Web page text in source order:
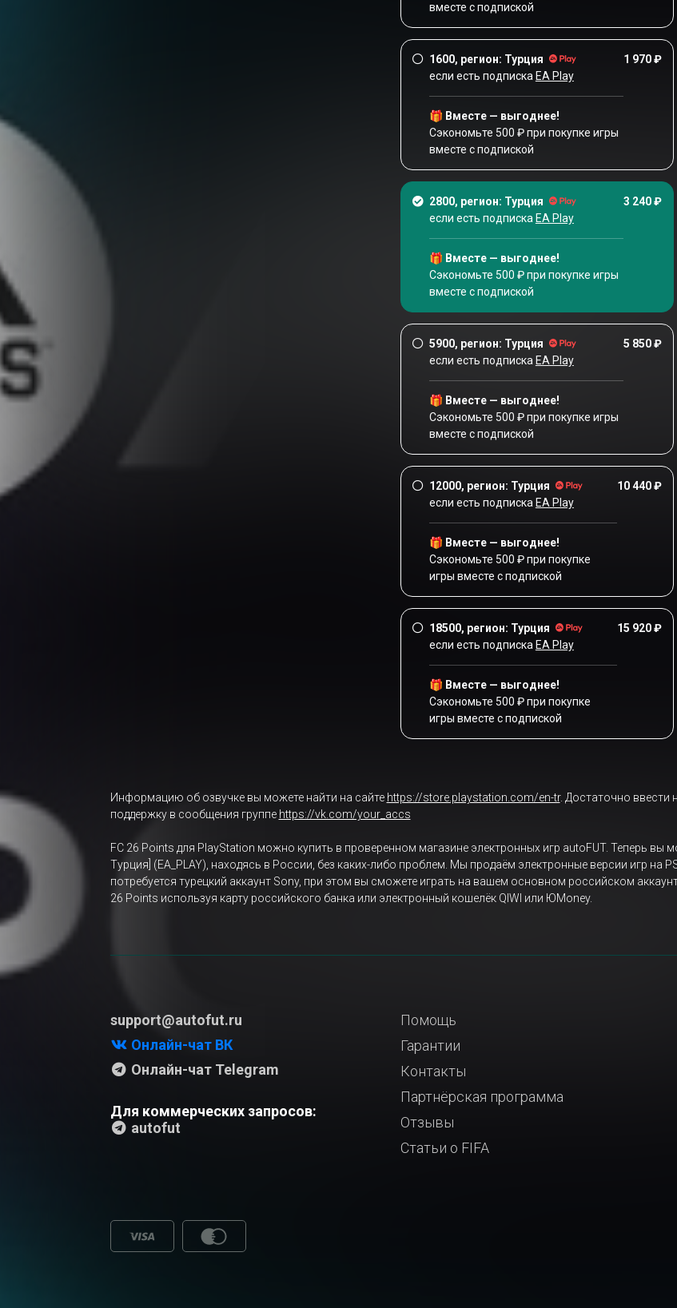
вместе с подпиской
1600, регион: Турция
если есть подписка EA Play
🎁 Вместе — выгоднее!
Сэкономьте 500 ₽ при покупке игры
вместе с подпиской
1 970 ₽
2800, регион: Турция
если есть подписка EA Play
🎁 Вместе — выгоднее!
Сэкономьте 500 ₽ при покупке игры
вместе с подпиской
3 240 ₽
5900, регион: Турция
если есть подписка EA Play
🎁 Вместе — выгоднее!
Сэкономьте 500 ₽ при покупке игры
вместе с подпиской
5 850 ₽
12000, регион: Турция
если есть подписка EA Play
🎁 Вместе — выгоднее!
Сэкономьте 500 ₽ при покупке
игры вместе с подпиской
10 440 ₽
18500, регион: Турция
если есть подписка EA Play
🎁 Вместе — выгоднее!
Сэкономьте 500 ₽ при покупке
игры вместе с подпиской
15 920 ₽
Информацию об озвучке вы можете найти на сайте https://store.playstation.com/en-tr. Достаточно ввести
поддержку в сообщения группе https://vk.com/your_accs
FC 26 Points для PlayStation можно купить в проверенном магазине электронных игр autoFUT. Теперь вы
Турция] (EA_PLAY), находясь в России, без каких-либо проблем. Мы продаём электронные версии игр на
потребуется турецкий аккаунт Sony, при этом вы сможете играть на вашем основном российском
26 Points используя карту российского банка или электронный кошелёк QIWI или ЮMoney.
support@autofut.ru
Онлайн-чат ВК
Онлайн-чат Telegram
Для коммерческих запросов:
autofut
Помощь
Гарантии
Контакты
Партнёрская программа
Отзывы
Статьи о FIFA